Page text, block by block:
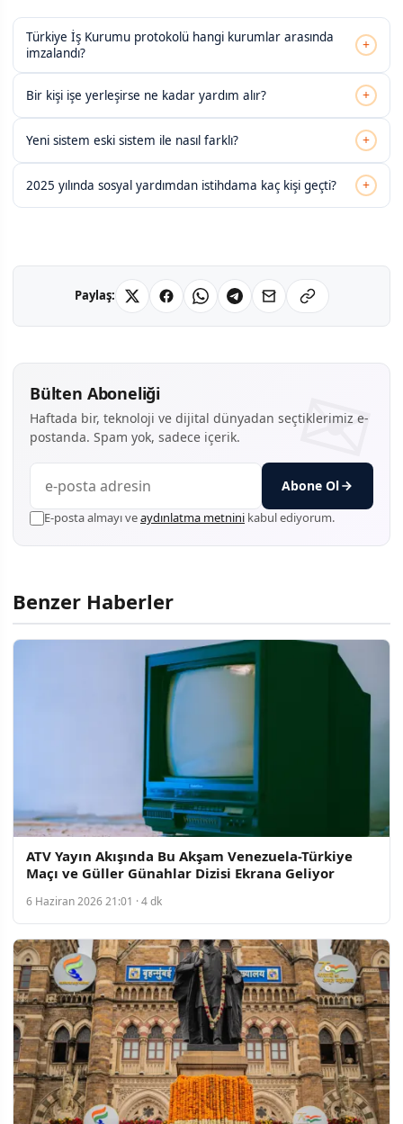
Türkiye İş Kurumu protokolü hangi kurumlar arasında
imzalandı?
+
Bir kişi işe yerleşirse ne kadar yardım alır? +
Yeni sistem eski sistem ile nasıl farklı? +
2025 yılında sosyal yardımdan istihdama kaç kişi geçti? +
Paylaş:
Bülten Aboneliği
Haftada bir, teknoloji ve dijital dünyadan seçtiklerimiz e-
postanda. Spam yok, sadece içerik.
Abone Ol
E-posta almayı veaydınlatma metnini kabul ediyorum.
Benzer Haberler
ATV Yayın Akışında Bu Akşam Venezuela-Türkiye
Maçı ve Güller Günahlar Dizisi Ekrana Geliyor
6 Haziran 2026 21:01 · 4 dk